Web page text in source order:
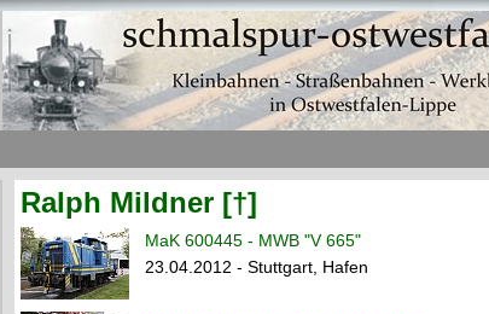
Ralph Mildner [†]
MaK 600445 - MWB "V 665"
23.04.2012 - Stuttgart, Hafen